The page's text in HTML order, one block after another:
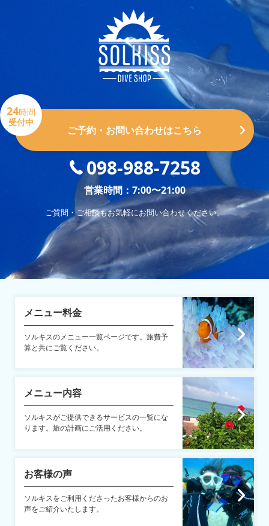
24時間
受付中
ご予約・お問い合わせはこちら
098-988-7258
営業時間：7:00〜21:00
ご質問・ご相談もお気軽にお問い合わせください。
メニュー料金
ソルキスのメニュー一覧ページです。旅費予
算と共にご覧ください。
メニュー内容
ソルキスがご提供できるサービスの一覧にな
ります。旅の計画にご活用ください。
お客様の声
ソルキスをご利用くださったお客様からのお
声をご紹介いたします。